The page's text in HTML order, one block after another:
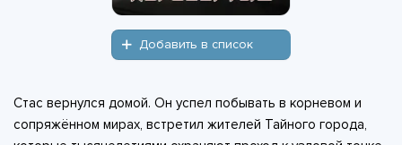
Добавить в список
Стас вернулся домой. Он успел побывать в корневом и
сопряжённом мирах, встретил жителей Тайного города,